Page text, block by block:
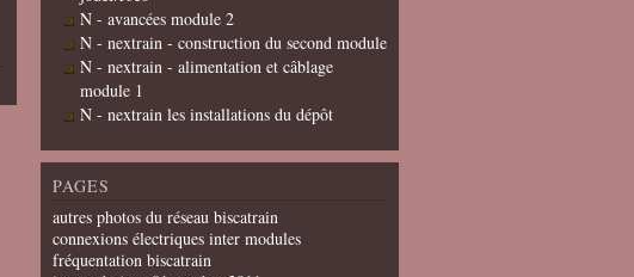
N - avancées module 2
N - nextrain - construction du second module
N - nextrain - alimentation et câblage
module 1
N - nextrain les installations du dépôt
PAGES
autres photos du réseau biscatrain
connexions électriques inter modules
fréquentation biscatrain